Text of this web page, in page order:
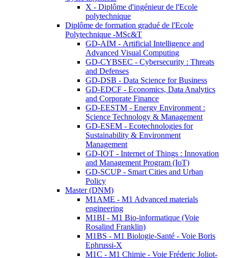
X - Diplôme d'ingénieur de l'Ecole
polytechnique
Diplôme de formation gradué de l'Ecole
Polytechnique -MSc&T
GD-AIM - Artificial Intelligence and
Advanced Visual Computing
GD-CYBSEC - Cybersecurity : Threats
and Defenses
GD-DSB - Data Science for Business
GD-EDCF - Economics, Data Analytics
and Corporate Finance
GD-EESTM - Energy Environment :
Science Technology & Management
GD-ESEM - Ecotechnologies for
Sustainability & Environment
Management
GD-IOT - Internet of Things : Innovation
and Management Program (IoT)
GD-SCUP - Smart Cities and Urban
Policy
Master (DNM)
M1AME - M1 Advanced materials
engineering
M1BI - M1 Bio-informatique (Voie
Rosalind Franklin)
M1BS - M1 Biologie-Santé - Voie Boris
Ephrussi-X
M1C - M1 Chimie - Voie Fréderic Joliot-